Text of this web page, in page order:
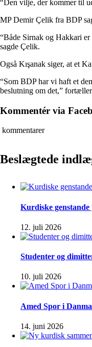
“Den vilje, der kommer til
MP Demir Çelik fra BDP
“Både Sirnak og Hakkari
sagde Çelik.
Også Kışanak siger, at et
“Som BDP har vi haft et
beslutning om det,”
Kommentér via
kommentarer
Beslægtede
Kurdiske
12. juli 2026
Studenter og
10. juli 2026
Amed Spor i
14. juni 2026